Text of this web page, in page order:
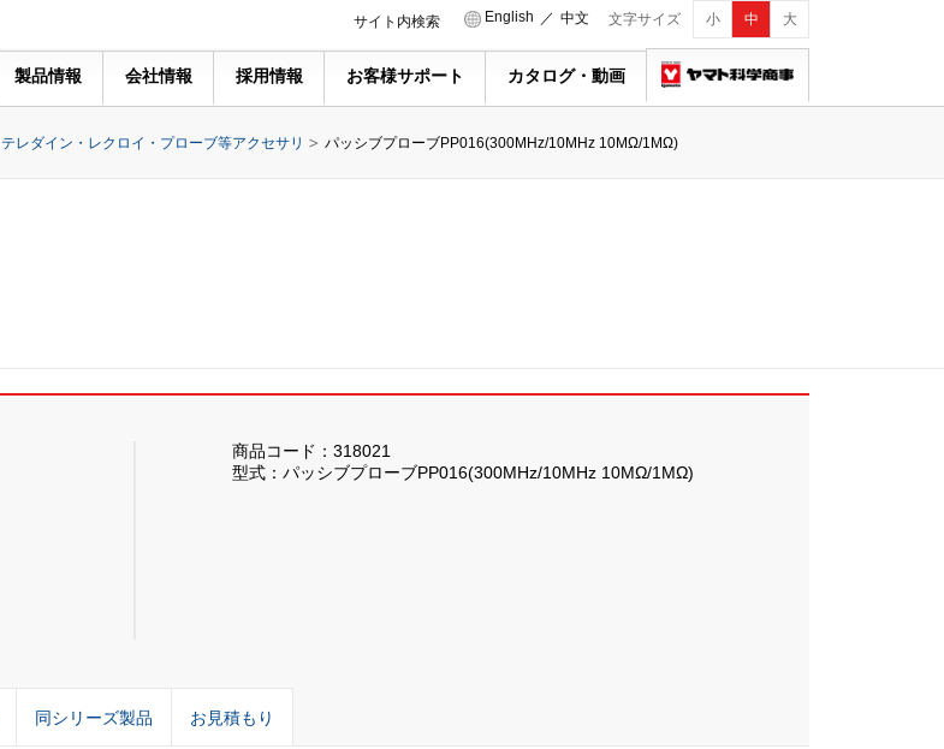
文字サイズ 小 中 大
English ／ 中文
サイト内検索
製品情報 会社情報 採用情報 お客様サポート カタログ・動画
テレダイン・レクロイ・プローブ等アクセサリ パッシブプローブPP016(300MHz/10MHz 10MΩ/1MΩ)
商品コード：318021
型式：パッシブプローブPP016(300MHz/10MHz 10MΩ/1MΩ)
同シリーズ製品 お見積もり